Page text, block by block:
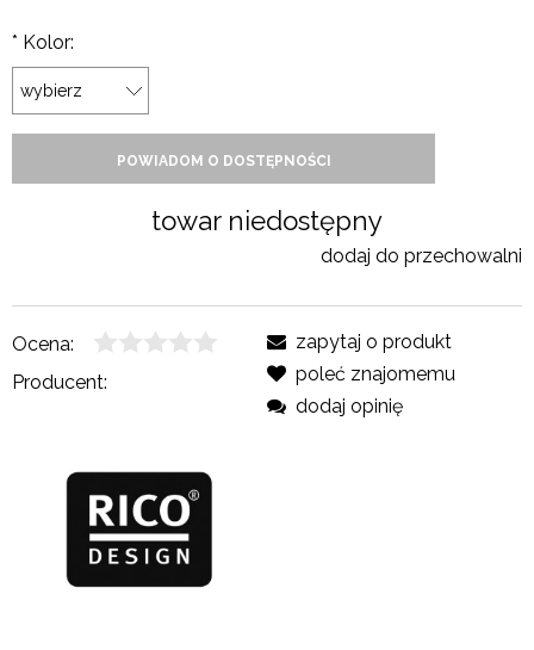
* Kolor:
POWIADOM O DOSTĘPNOŚCI
towar niedostępny
dodaj do przechowalni
Ocena:
Producent:
zapytaj o produkt
poleć znajomemu
dodaj opinię